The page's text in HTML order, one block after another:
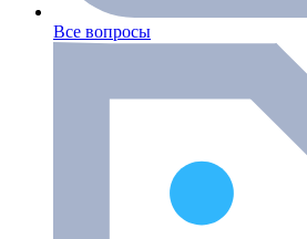
Все вопросы